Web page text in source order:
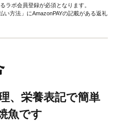
ラボ会員登録が必須となります。
い方法」にAmazonPAYの記載がある返礼
、栄養表記で簡単
魚です